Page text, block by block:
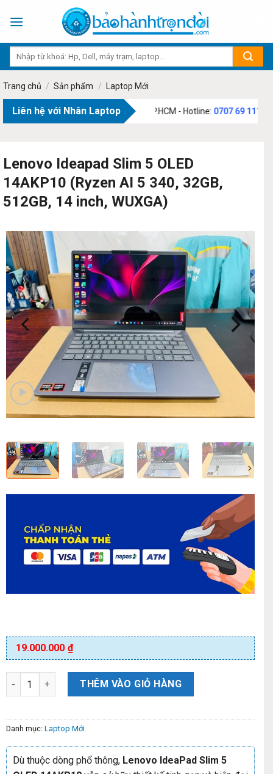
Trang chủ / Sản phẩm / Laptop Mới
Liên hệ với Nhân Laptop
Văn Bạch, Phường Tân Sơn, TP.HCM - Hotline:0707 69 1111
Lenovo Ideapad Slim 5 OLED
14AKP10 (Ryzen AI 5 340, 32GB,
512GB, 14 inch, WUXGA)
19.000.000 ₫
THÊM VÀO GIỎ HÀNG
Danh mục: Laptop Mới
Dù thuộc dòng phổ thông, Lenovo IdeaPad Slim 5